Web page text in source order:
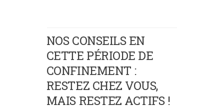
NOS CONSEILS EN
CETTE PÉRIODE DE
CONFINEMENT :
RESTEZ CHEZ VOUS,
MAIS RESTEZ ACTIFS !